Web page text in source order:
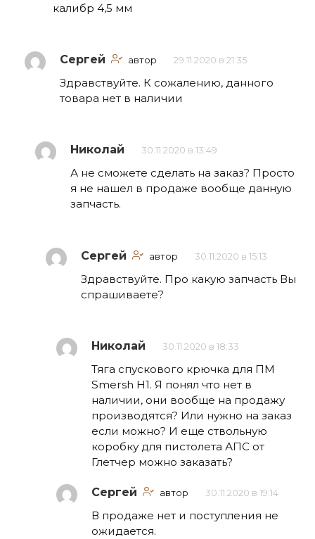
калибр 4,5 мм
Сергей автор 29.11.2020 в 21:35
Здравствуйте. К сожалению, данного
товара нет в наличии
Николай 30.11.2020 в 13:49
А не сможете сделать на заказ? Просто
я не нашел в продаже вообще данную
запчасть.
Сергей автор 30.11.2020 в 15:13
Здравствуйте. Про какую запчасть Вы
спрашиваете?
Николай 30.11.2020 в 18:33
Тяга спускового крючка для ПМ
Smersh H1. Я понял что нет в
наличии, они вообще на продажу
производятся? Или нужно на заказ
если можно? И еще ствольную
коробку для пистолета АПС от
Глетчер можно заказать?
Сергей автор 30.11.2020 в 19:14
В продаже нет и поступления не
ожидается.